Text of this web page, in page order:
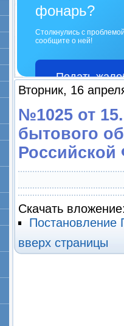
фонарь?
Столкнулись с
сообщите о ней!
Подать
Вторник, 16
№1025 от
бытового
Российской
Скачать
вверх страницы